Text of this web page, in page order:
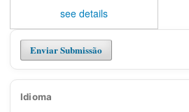
see details
Enviar Submissão
Idioma